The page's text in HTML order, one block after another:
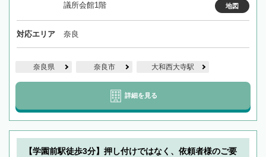
議所会館1階
地図
対応エリア 奈良
奈良県 奈良市 大和西大寺駅
詳細を見る
【学園前駅徒歩3分】押し付けではなく、依頼者様のご要